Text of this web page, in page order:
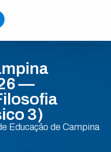
—
3)
Educação de Campina